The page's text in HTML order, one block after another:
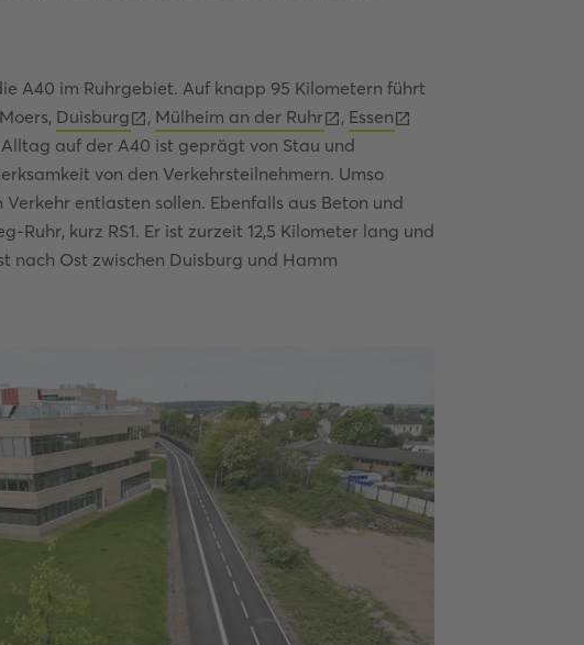
A40 im Ruhrgebiet. Auf knapp 95 Kilometern führt
Duisburg , Mülheim an der Ruhr , Essen
auf der A40 ist geprägt von Stau und
von den Verkehrsteilnehmern. Umso
entlasten sollen. Ebenfalls aus Beton und
Ruhr, kurz RS1. Er ist zurzeit 12,5 Kilometer lang und
nach Ost zwischen Duisburg und Hamm